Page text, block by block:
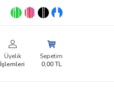
Üyelik
İşlemleri
Sepetim
0,00TL